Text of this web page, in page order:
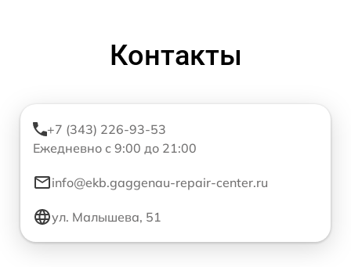
Контакты
+7 (343) 226-93-53
Ежедневно с 9:00 до 21:00
info@ekb.gaggenau-repair-center.ru
ул. Малышева, 51